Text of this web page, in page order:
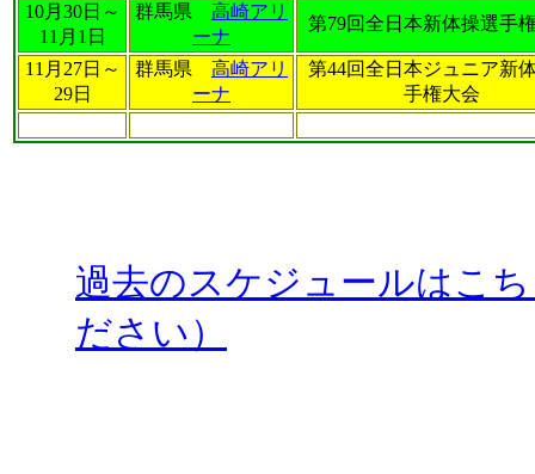
10月30日～
11月1日
群馬県 高崎アリ
ーナ
第79回全日本新体操選手
11月27日～
29日
群馬県 高崎アリ
ーナ
第44回全日本ジュニア新
手権大会
過去のスケジュールはこ
ださい）